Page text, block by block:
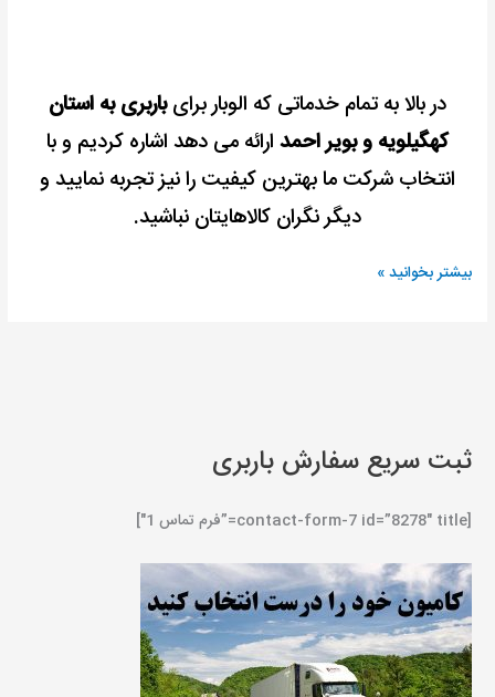
در بالا به تمام خدماتی که الوبار برایباربری به استان
کهگیلویه و بویر احمد ارائه می دهد اشاره کردیم و با
انتخاب شرکت ما بهترین کیفیت را نیز تجربه نمایید و
دیگر نگران کالاهایتان نباشید.
بیشتر بخوانید »
ثبت سریع سفارش باربری
[contact-form-7 id=”8278″ title=”فرم تماس 1″]